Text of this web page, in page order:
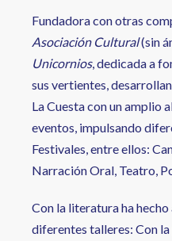
Fundadora con otras
Asociación Cultural(sin
Unicornios, dedicada a
sus vertientes,
La Cuesta con un amplio
eventos, impulsando
Festivales, entre ellos:
Narración Oral, Teatro,
Con la literatura ha
diferentes talleres: Con